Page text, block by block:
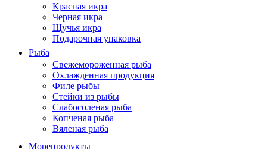
Красная икра
Черная икра
Щучья икра
Подарочная упаковка
Рыба
Свежемороженная рыба
Охлажденная продукция
Филе рыбы
Стейки из рыбы
Слабосоленая рыба
Копченая рыба
Вяленая рыба
Морепродукты